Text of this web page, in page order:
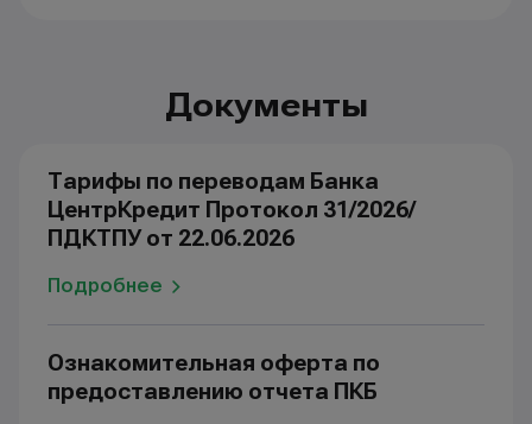
Документы
Тарифы по переводам Банка
ЦентрКредит Протокол 31/2026/
ПДКТПУ от 22.06.2026
Подробнее
Ознакомительная оферта по
предоставлению отчета ПКБ